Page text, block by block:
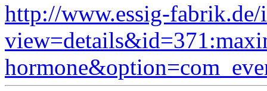
http://www.essig-fabrik.de/